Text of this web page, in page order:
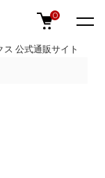
公式通販サイト
0